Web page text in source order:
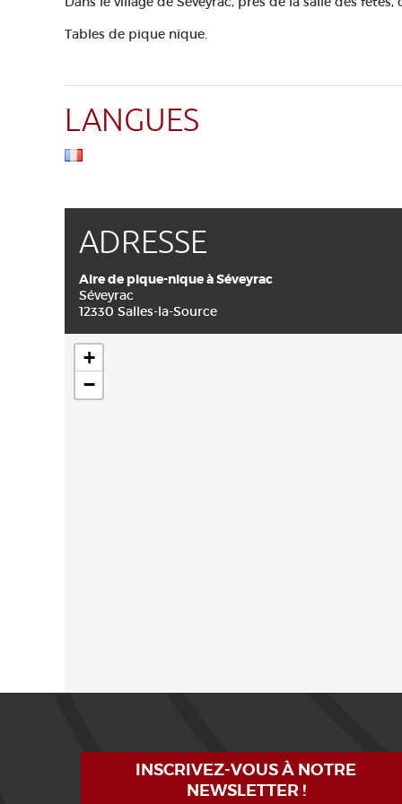
Tables de pique nique.
LANGUES
ADRESSE
Aire de pique-nique à Séveyrac
Séveyrac
12330 Salles-la-Source
+
−
INSCRIVEZ-VOUS À NOTRE
NEWSLETTER !